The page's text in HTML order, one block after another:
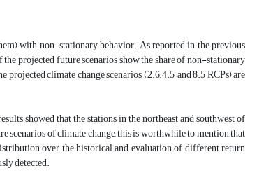
with non-stationary behavior. As reported in the previous
projected future scenarios show the share of non-stationary
climate change scenarios (2.6, 4.5, and 8.5 RCPs) are
showed that the stations in the northeast and southwest of
of climate change, this is worthwhile to mention that
over the historical and evaluation of different return
detected.